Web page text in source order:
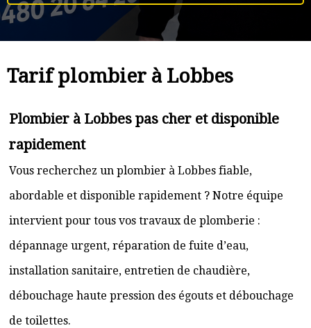
Tarif plombier à Lobbes
Plombier à Lobbes pas cher et disponible
rapidement
Vous recherchez un plombier à Lobbes fiable,
abordable et disponible rapidement ? Notre équipe
intervient pour tous vos travaux de plomberie :
dépannage urgent, réparation de fuite d’eau,
installation sanitaire, entretien de chaudière,
débouchage haute pression des égouts et débouchage
de toilettes.